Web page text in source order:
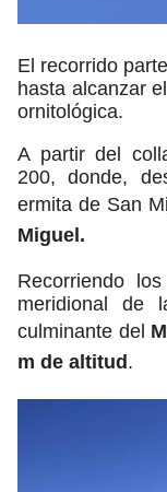
El recorrido
hasta alcanzar
ornitológica.
A partir del
200, donde,
ermita de San
Miguel.
Recorriendo
meridional de
culminante del
m de altitud .